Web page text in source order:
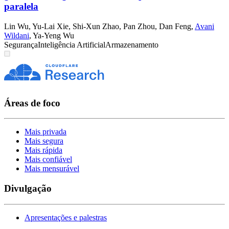
paralela
Lin Wu, Yu-Lai Xie, Shi-Xun Zhao, Pan Zhou, Dan Feng, Avani
Wildani, Ya-Yeng Wu
SegurançaInteligência ArtificialArmazenamento
Áreas de foco
Mais privada
Mais segura
Mais rápida
Mais confiável
Mais mensurável
Divulgação
Apresentações e palestras